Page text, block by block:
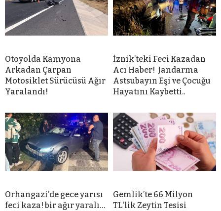
Otoyolda Kamyona
Arkadan Çarpan
Motosiklet Sürücüsü Ağır
Yaralandı!
İznik’teki Feci Kazadan
Acı Haber! Jandarma
Astsubayın Eşi ve Çocuğu
Hayatını Kaybetti..
Orhangazi’de gece yarısı
feci kaza! bir ağır yaralı…
Gemlik’te 66 Milyon
TL’lik Zeytin Tesisi